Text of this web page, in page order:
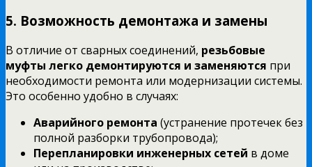
5. Возможность демонтажа и замены
В отличие от сварных соединений, резьбовые
муфты легко демонтируются и заменяются при
необходимости ремонта или модернизации системы.
Это особенно удобно в случаях:
Аварийного ремонта (устранение протечек без
полной разборки трубопровода);
Перепланировки инженерных сетей в доме